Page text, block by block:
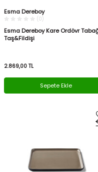
Esma Dereboy
(0)
Esma Dereboy Kare Ordövr
Taş&Fildişi
2.869,00 TL
Sepete Ekle